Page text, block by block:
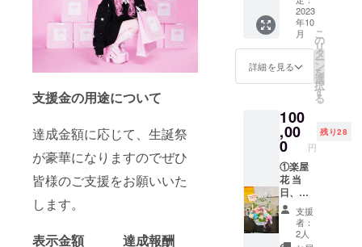
支援金の用途について
達成金額に応じて、生誕祭
が豪華になりますのでぜひ
皆様のご支援をお願いいた
します。
表示金額 達成報酬
きます
生誕祭
終了
後、1〜
3週間で
入れた
ものを
ご自宅
へ郵送
させて
いただ
きま
す。 ②
クラウ
ドファ
す。 の
ぼり旗
には生
誕祭支
援者様
のお名
前
クネー
ム可）
が記載
されま
す。 生
誕祭終
了後、
1〜3週
間で直
筆サイ
ン入り
2023
年10
月
詳細を見る
こ
の
リ
タ
ー
ン
を
選
択
す
る
100
,00
0 円
残り28
①楽屋
花 当
日、タ
レント
が使用
する楽
屋にお
支援
者：
2人